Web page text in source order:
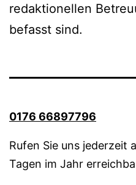
redaktionellen
befasst sind.
0176 66897796
Rufen Sie uns jederzeit
Tagen im Jahr